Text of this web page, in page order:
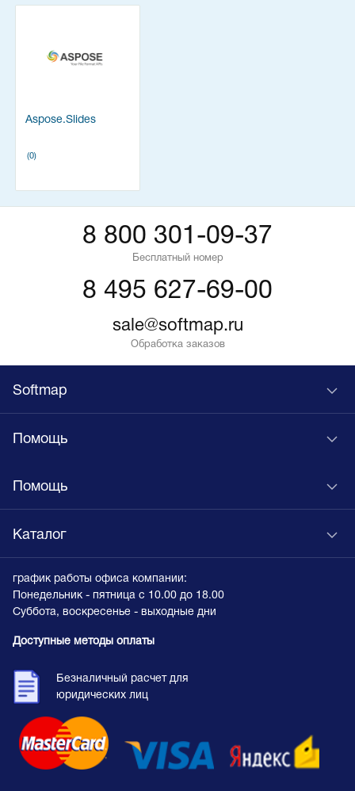
Aspose.Slides
(0)
8 800 301-09-37
Бесплатный номер
8 495 627-69-00
sale@softmap.ru
Обработка заказов
Softmap
Помощь
Помощь
Каталог
график работы офиса компании:
Понедельник - пятница с 10.00 до 18.00
Суббота, воскресенье - выходные дни
Доступные методы оплаты
Безналичный расчет для
юридических лиц